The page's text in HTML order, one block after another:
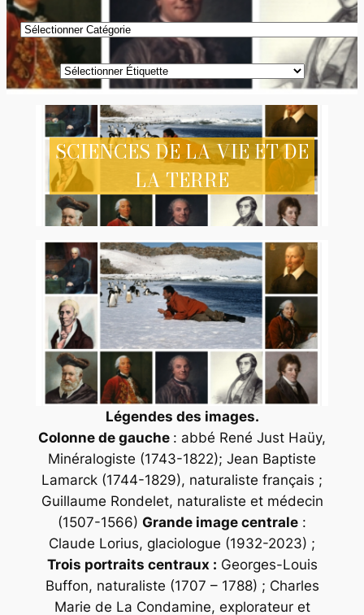
Catégories
Étiquettes
SCIENCES DE LA VIE ET DE
LA TERRE
Légendes des images.
Colonne de gauche : abbé René Just Haüy,
Minéralogiste (1743-1822); Jean Baptiste
Lamarck (1744-1829), naturaliste français ;
Guillaume Rondelet, naturaliste et médecin
(1507-1566) Grande image centrale :
Claude Lorius, glaciologue (1932-2023) ;
Trois portraits centraux : Georges-Louis
Buffon, naturaliste (1707 – 1788) ; Charles
Marie de La Condamine, explorateur et